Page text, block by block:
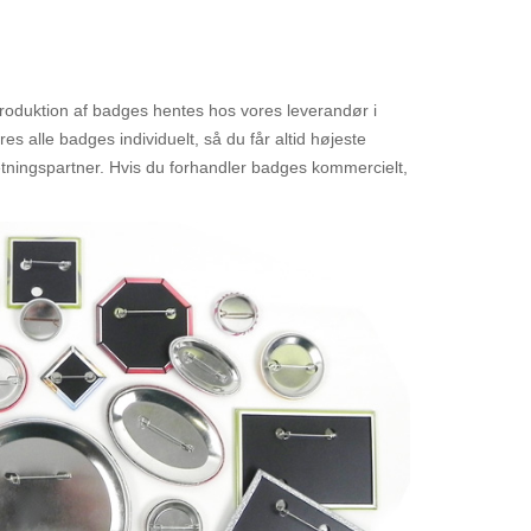
af badges hentes hos vores leverandør i
alle badges individuelt, så du får altid højeste
Hvis du forhandler badges kommercielt,